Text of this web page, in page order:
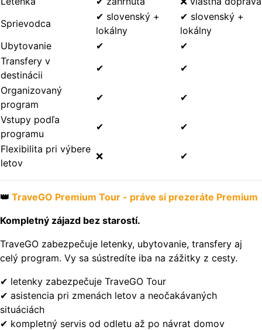
Sprievodca
✔ slovenský +
lokálny
✔ slovenský +
lokálny
Ubytovanie
✔
✔
Transfery v
destinácii
✔
✔
Organizovaný
program
✔
✔
Vstupy podľa
programu
✔
✔
Flexibilita pri výbere
letov
❌ ✔
👑 TraveGO Premium Tour - práve si prezeráte Premium
Kompletný zájazd bez starostí.
TraveGO zabezpečuje letenky, ubytovanie, transfery aj
celý program. Vy sa sústredíte iba na zážitky z cesty.
✔ letenky zabezpečuje TraveGO Tour
✔ asistencia pri zmenách letov a neočakávaných
situáciách
✔ kompletný servis od odletu až po návrat domov